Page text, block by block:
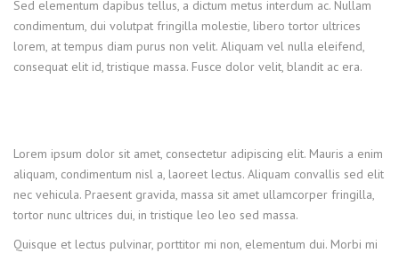
Sed elementum dapibus tellus, a dictum metus interdum ac. Nullam
condimentum, dui volutpat fringilla molestie, libero tortor ultrices
lorem, at tempus diam purus non velit. Aliquam vel nulla eleifend,
consequat elit id, tristique massa. Fusce dolor velit, blandit ac era.
Lorem ipsum dolor sit amet, consectetur adipiscing elit. Mauris a enim
aliquam, condimentum nisl a, laoreet lectus. Aliquam convallis sed elit
nec vehicula. Praesent gravida, massa sit amet ullamcorper fringilla,
tortor nunc ultrices dui, in tristique leo leo sed massa.
Quisque et lectus pulvinar, porttitor mi non, elementum dui. Morbi mi